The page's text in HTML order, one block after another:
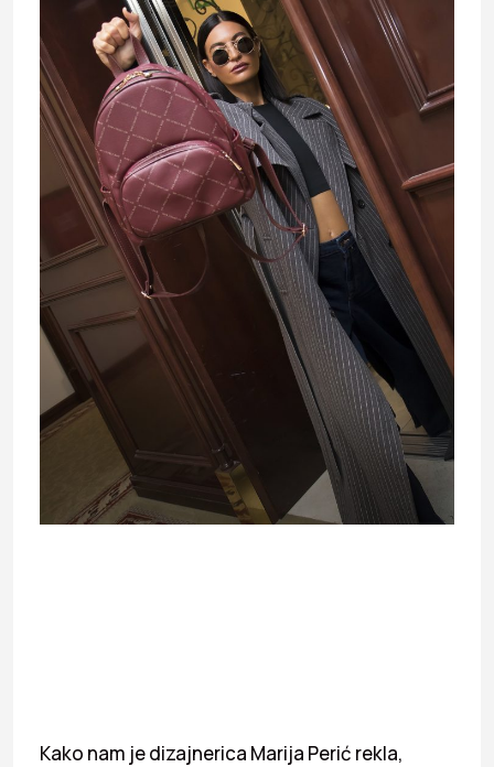
Kako nam je dizajnerica Marija Perić rekla,